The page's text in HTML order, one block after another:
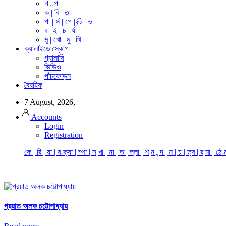
গ | ল্প
ক | বি | তা
পা | র্স | পে | ক্টি | ভ
ব | ই | চ | র্যা
মু | খো | মু | খি
ক্যালাইডোস্কোপ
গ্যালারি
ভিডিও
পাঁচফোড়ন
বৈষয়িক
7 August, 2026,
Accounts
Login
Registration
কে | রি | য়া | র-ক্যা | ম্পা | স খা | না | ত | ল্লা | শ ন | ন্দ | ন | চ | ত্ব | র মা |
প্রয়াত অলক চট্টোপাধ্যায়